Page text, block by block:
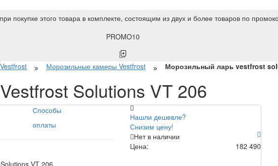
покупке этого товара в комплекте, состоящим из двух и более товаров по
PROMO10
Морозильные камеры Vestfrost Морозильный ларь vestfrost
Solutions VT 206
Способы
оплаты
Нашли дешевле?
Снизим цену!
Нет в наличии
Цена:
182 490